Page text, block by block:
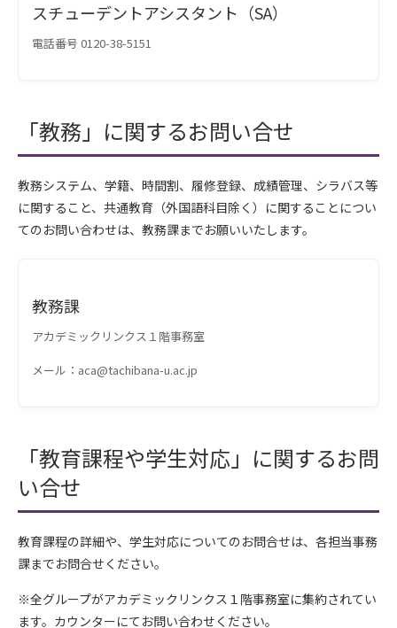
スチューデントアシスタント（SA）
電話番号 0120-38-5151
「教務」に関するお問い合せ
教務システム、学籍、時間割、履修登録、成績管理、シラバス等
に関すること、共通教育（外国語科目除く）に関することについ
てのお問い合わせは、教務課までお願いいたします。
教務課
アカデミックリンクス１階事務室
メール：aca@tachibana-u.ac.jp
「教育課程や学生対応」に関するお問
い合せ
教育課程の詳細や、学生対応についてのお問合せは、各担当事務
課までお問合せください。
※全グループがアカデミックリンクス１階事務室に集約されてい
ます。カウンターにてお問い合わせください。